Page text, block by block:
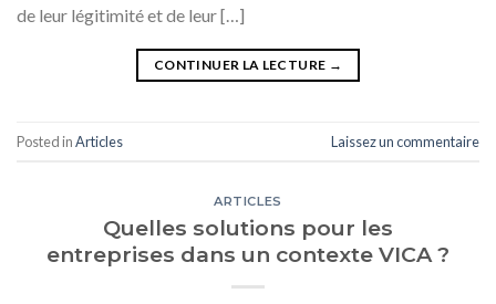
de leur légitimité et de leur […]
CONTINUER LA LECTURE →
Posted inArticles Laissez un commentaire
ARTICLES
Quelles solutions pour les
entreprises dans un contexte VICA ?